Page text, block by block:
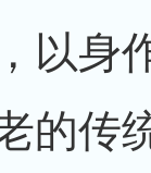
以身
的传